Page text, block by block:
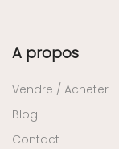
A propos
Vendre / Acheter
Blog
Contact